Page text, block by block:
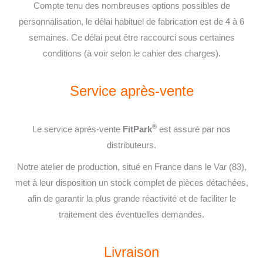
Compte tenu des nombreuses options possibles de
personnalisation, le délai habituel de fabrication est de 4 à 6
semaines. Ce délai peut être raccourci sous certaines
conditions (à voir selon le cahier des charges).
Service après-vente
Le service après-vente FitPark® est assuré par nos
distributeurs.
Notre atelier de production, situé en France dans le Var (83),
met à leur disposition un stock complet de pièces détachées,
afin de garantir la plus grande réactivité et de faciliter le
traitement des éventuelles demandes.
Livraison